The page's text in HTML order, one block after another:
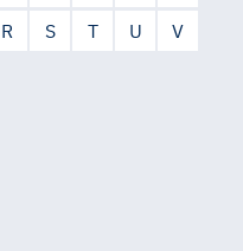
R S T U
V